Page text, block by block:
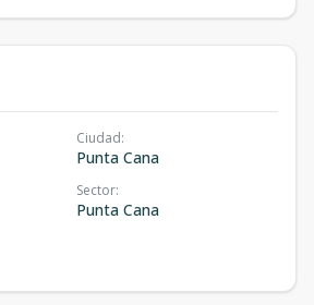
Ciudad:
Punta Cana
Sector:
Punta Cana